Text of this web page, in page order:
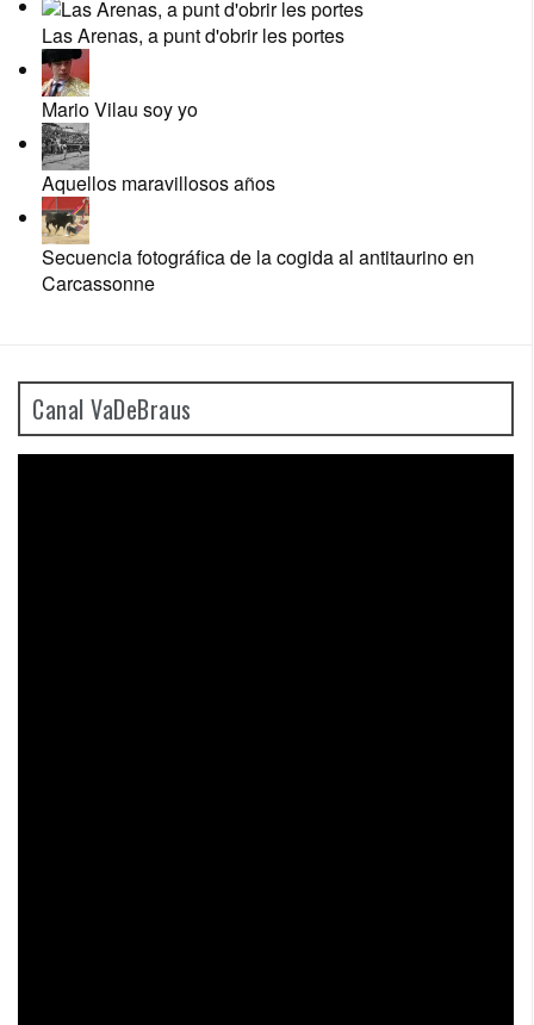
Las Arenas, a punt d'obrir les portes
Mario Vilau soy yo
Aquellos maravillosos años
Secuencia fotográfica de la cogida al antitaurino en
Carcassonne
Canal VaDeBraus